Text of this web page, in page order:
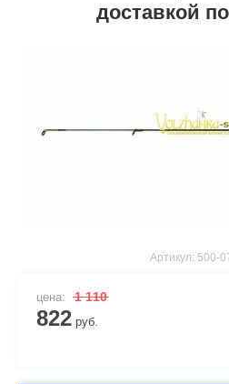
доставкой
Артикул: 500-
цена: 1 110
822 руб.